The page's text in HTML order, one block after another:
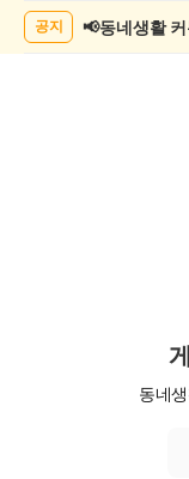
록
공지 📢동네생활
동네